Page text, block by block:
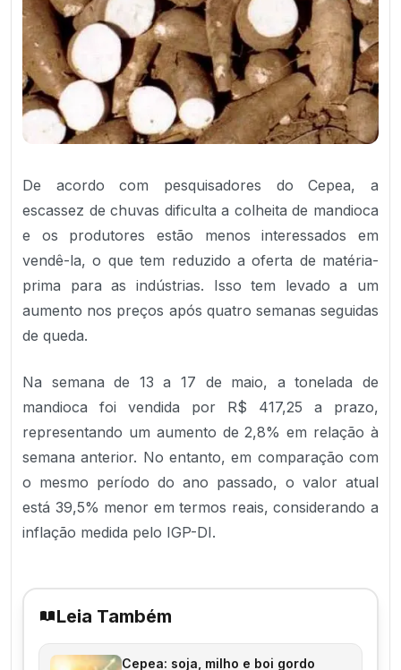
De acordo com pesquisadores do Cepea, a
escassez de chuvas dificulta a colheita de mandioca
e os produtores estão menos interessados em
vendê-la, o que tem reduzido a oferta de matéria-
prima para as indústrias. Isso tem levado a um
aumento nos preços após quatro semanas seguidas
de queda.
Na semana de 13 a 17 de maio, a tonelada de
mandioca foi vendida por R$ 417,25 a prazo,
representando um aumento de 2,8% em relação à
semana anterior. No entanto, em comparação com
o mesmo período do ano passado, o valor atual
está 39,5% menor em termos reais, considerando a
inflação medida pelo IGP-DI.
Leia Também
Cepea: soja, milho e boi gordo